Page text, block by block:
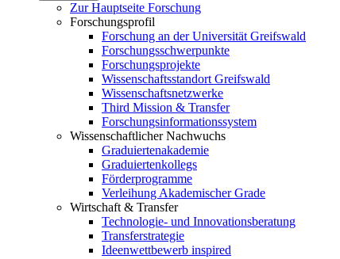
Zur Hauptseite Forschung
Forschungsprofil
Forschung an der Universität Greifswald
Forschungsschwerpunkte
Forschungsprojekte
Wissenschaftsstandort Greifswald
Wissenschaftsnetzwerke
Third Mission & Transfer
Forschungsinformationssystem
Wissenschaftlicher Nachwuchs
Graduiertenakademie
Graduiertenkollegs
Förderprogramme
Verleihung Akademischer Grade
Wirtschaft & Transfer
Technologie- und Innovationsberatung
Transferstrategie
Ideenwettbewerb inspired